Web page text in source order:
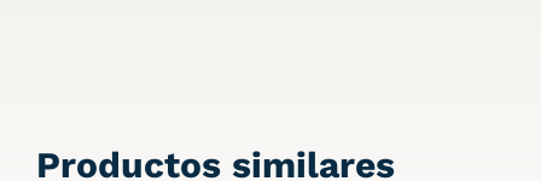
Productos similares